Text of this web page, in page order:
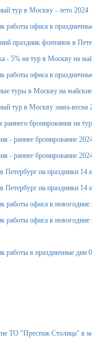
тур в Москву - лето 2024
работы офиса в
праздник фонтанов в
- 5% на тур в Москву на
работы офиса в
туры в Москву на
тур в Москву зима-весна
раннего бронирования на
- раннее бронирование
- раннее бронирование
Петербург на праздники 14
Петербург на праздники 14
работы офиса в новогодние
работы офиса в новогодние
работы в праздничные дни
ТО "Престиж Столица" в